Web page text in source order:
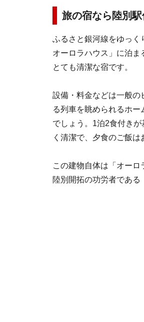
旅の宿なら陸別駅
ふるさと銀河線をゆっく
オーロラハウス」に泊ま
とても清潔な宿です。
設備・料金などは一般の
る列車を眺められるホ
でしょう。1泊2食付き
く清潔で、夕食のご飯は
この建物自体は「オーロ
陸別開拓の功労者である